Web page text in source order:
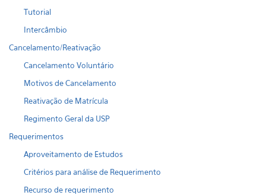
Tutorial
Intercâmbio
Cancelamento/Reativação
Cancelamento Voluntário
Motivos de Cancelamento
Reativação de Matrícula
Regimento Geral da USP
Requerimentos
Aproveitamento de Estudos
Critérios para análise de Requerimento
Recurso de requerimento